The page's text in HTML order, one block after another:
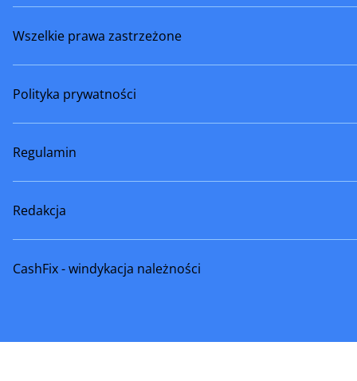
Wszelkie prawa zastrzeżone
Polityka prywatności
Regulamin
Redakcja
CashFix - windykacja należności